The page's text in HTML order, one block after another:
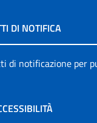
DI NOTIFICA
di notificazione per